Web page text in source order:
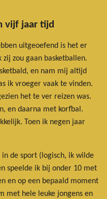
vijf jaar tijd
uitgeoefend is het er
zou gaan basketballen.
en nam mij altijd
ik vroeger vaak te vinden.
het te ver reizen was.
en daarna met korfbal.
Toen ik negen jaar
de sport (logisch, ik wilde
speelde ik bij onder 10 met
en op een bepaald moment
met hele leuke jongens en